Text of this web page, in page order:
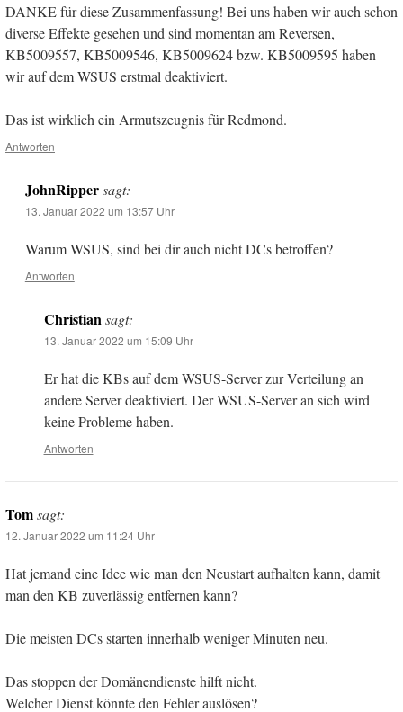
DANKE für diese Zusammenfassung! Bei uns haben wir auch schon
diverse Effekte gesehen und sind momentan am Reversen,
KB5009557, KB5009546, KB5009624 bzw. KB5009595 haben
wir auf dem WSUS erstmal deaktiviert.
Das ist wirklich ein Armutszeugnis für Redmond.
Antworten
JohnRipper sagt:
13. Januar 2022 um 13:57 Uhr
Warum WSUS, sind bei dir auch nicht DCs betroffen?
Antworten
Christian sagt:
13. Januar 2022 um 15:09 Uhr
Er hat die KBs auf dem WSUS-Server zur Verteilung an
andere Server deaktiviert. Der WSUS-Server an sich wird
keine Probleme haben.
Antworten
Tomsagt:
12. Januar 2022 um 11:24 Uhr
Hat jemand eine Idee wie man den Neustart aufhalten kann, damit
man den KB zuverlässig entfernen kann?
Die meisten DCs starten innerhalb weniger Minuten neu.
Das stoppen der Domänendienste hilft nicht.
Welcher Dienst könnte den Fehler auslösen?